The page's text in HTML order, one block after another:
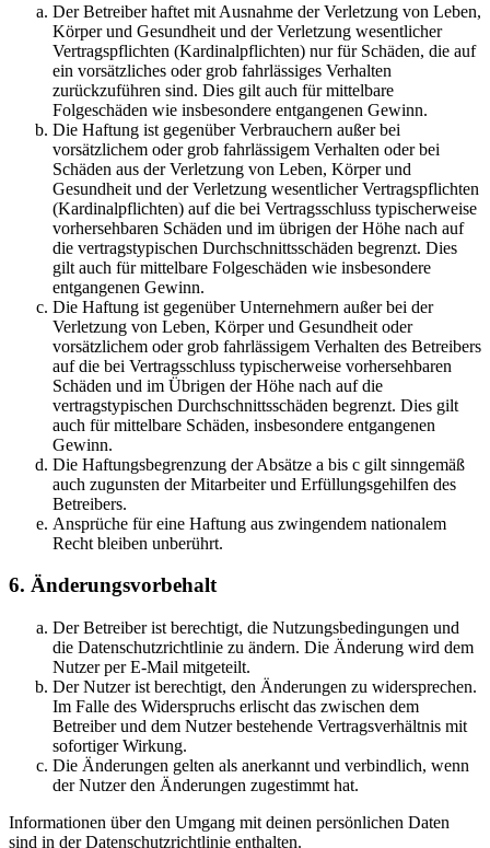
Der Betreiber haftet mit Ausnahme der Verletzung von Leben,
Körper und Gesundheit und der Verletzung wesentlicher
Vertragspflichten (Kardinalpflichten) nur für Schäden, die auf
ein vorsätzliches oder grob fahrlässiges Verhalten
zurückzuführen sind. Dies gilt auch für mittelbare
Folgeschäden wie insbesondere entgangenen Gewinn.
Die Haftung ist gegenüber Verbrauchern außer bei
vorsätzlichem oder grob fahrlässigem Verhalten oder bei
Schäden aus der Verletzung von Leben, Körper und
Gesundheit und der Verletzung wesentlicher Vertragspflichten
(Kardinalpflichten) auf die bei Vertragsschluss typischerweise
vorhersehbaren Schäden und im übrigen der Höhe nach auf
die vertragstypischen Durchschnittsschäden begrenzt. Dies
gilt auch für mittelbare Folgeschäden wie insbesondere
entgangenen Gewinn.
Die Haftung ist gegenüber Unternehmern außer bei der
Verletzung von Leben, Körper und Gesundheit oder
vorsätzlichem oder grob fahrlässigem Verhalten des Betreibers
auf die bei Vertragsschluss typischerweise vorhersehbaren
Schäden und im Übrigen der Höhe nach auf die
vertragstypischen Durchschnittsschäden begrenzt. Dies gilt
auch für mittelbare Schäden, insbesondere entgangenen
Gewinn.
Die Haftungsbegrenzung der Absätze a bis c gilt sinngemäß
auch zugunsten der Mitarbeiter und Erfüllungsgehilfen des
Betreibers.
Ansprüche für eine Haftung aus zwingendem nationalem
Recht bleiben unberührt.
6. Änderungsvorbehalt
Der Betreiber ist berechtigt, die Nutzungsbedingungen und
die Datenschutzrichtlinie zu ändern. Die Änderung wird dem
Nutzer per E-Mail mitgeteilt.
Der Nutzer ist berechtigt, den Änderungen zu widersprechen.
Im Falle des Widerspruchs erlischt das zwischen dem
Betreiber und dem Nutzer bestehende Vertragsverhältnis mit
sofortiger Wirkung.
Die Änderungen gelten als anerkannt und verbindlich, wenn
der Nutzer den Änderungen zugestimmt hat.
Informationen über den Umgang mit deinen persönlichen Daten
sind in der Datenschutzrichtlinie enthalten.